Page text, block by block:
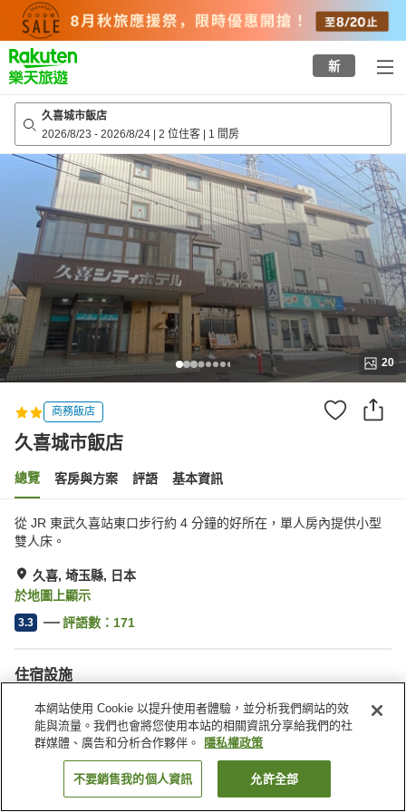
top
page
新
久喜城市飯店
2026/8/23 - 2026/8/24 | 2 位住客 | 1 間房
20
商務飯店
久喜城市飯店
總覽 客房與方案 評語 基本資訊
從 JR 東武久喜站東口步行約 4 分鐘的好所在，單人房內提供小型
雙人床。
久喜, 埼玉縣, 日本
於地圖上顯示
3.3 評語數： 171
住宿設施
停車場 自動販賣機
首頁 日本 埼玉縣 久喜 久喜城市飯店
找客房
本網站使用 Cookie 以提升使用者體驗，並分析我們網站的效
能與流量。我們也會將您使用本站的相關資訊分享給我們的社
群媒體、廣告和分析合作夥伴。
隱私權政策
不要銷售我的個人資訊 允許全部